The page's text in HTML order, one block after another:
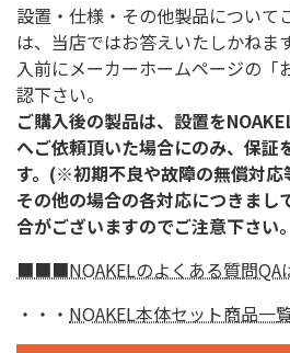
設置・仕様・その他製品について
は、当店ではお答えいたしかねま
入前にメーカーホームページの「
認下さい。
ご購入後の製品は、設置を
へご依頼頂いた場合にのみ、保証
す。(※初期不良や故障の無償対応
その他の場合の各対応につきまし
合がございますのでご注意下さい。
■■■NOAKELのよくある質問
・・・ NOAKEL本体セット商品一